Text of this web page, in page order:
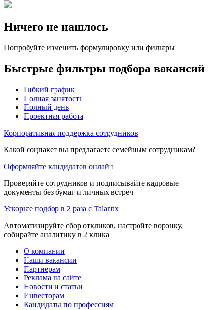
Ничего не нашлось
Попробуйте изменить формулировку или фильтры
Быстрые фильтры подбора вакансий
Гибкий график
Полная занятость
Полный день
Проектная работа
Корпоративная поддержка сотрудников
Какой соцпакет вы предлагаете семейным сотрудникам?
Оформляйте кандидатов онлайн
Проверяйте сотрудников и подписывайте кадровые
документы без бумаг и личных встреч
Ускорьте подбор в 2 раза с Talantix
Автоматизируйте сбор откликов, настройте воронку,
собирайте аналитику в 2 клика
О компании
Наши вакансии
Партнерам
Реклама на сайте
Новости и статьи
Инвесторам
Кандидаты по профессиям